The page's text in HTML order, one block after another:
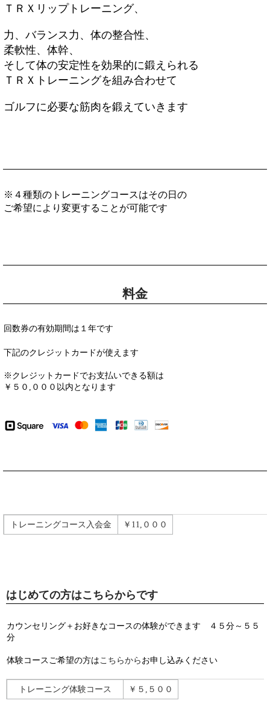
ＴＲＸリップトレーニング、
力、バランス力、体の整合性、
柔軟性、体幹、
そして体の安定性を効果的に鍛えられる
ＴＲＸトレーニングを組み合わせて
ゴルフに必要な筋肉を鍛えていきます
※４種類のトレーニングコースはその日の
ご希望により変更することが可能です
料金
回数券の有効期間は１年です
下記のクレジットカードが使えます
※クレジットカードでお支払いできる額は
￥５０,０００以内となります
トレーニングコース入会金 ￥11,０００
はじめての方はこちらからです
カウンセリング＋お好きなコースの体験ができます ４５分～５５
分
体験コースご希望の方はこちらから お申し込みください
トレーニング体験コース ￥５,５００